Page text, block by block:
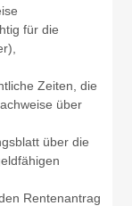
für die
Zeiten, die
über
über die
Rentenantrag